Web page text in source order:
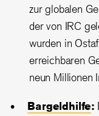
zur globalen
der von IRC
wurden in
erreichbaren
neun Millionen
Bargeldhilfe: